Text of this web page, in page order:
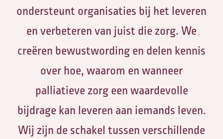
ondersteunt organisaties bij het leveren
en verbeteren van juist die zorg. We
creëren bewustwording en delen kennis
over hoe, waarom en wanneer
palliatieve zorg een waardevolle
bijdrage kan leveren aan iemands leven.
Wij zijn de schakel tussen verschillende